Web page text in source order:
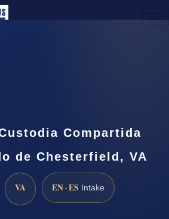
Compartida
de Chesterfield, VA
VA EN · ES Intake